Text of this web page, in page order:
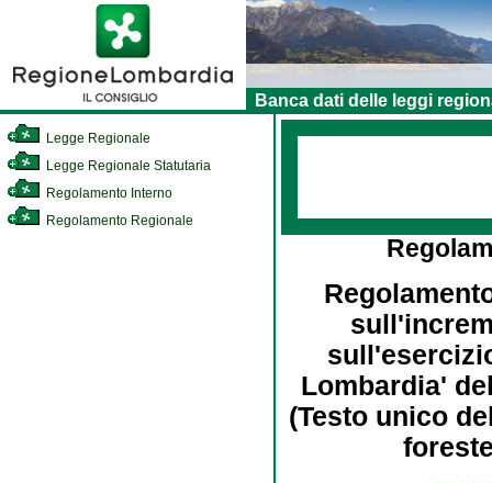
Banca dati delle leggi
Legge Regionale
Legge Regionale Statutaria
Regolamento Interno
Regolamento Regionale
Lombardia'
(Testo unico